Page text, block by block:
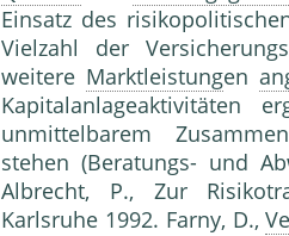
Einsatz des
Vielzahl der
weitere Marktleistungen
Kapitalanlageaktivitäten
unmittelbarem
stehen (Beratungs-
Albrecht, P., Zur
Karlsruhe 1992. Farny, D.,